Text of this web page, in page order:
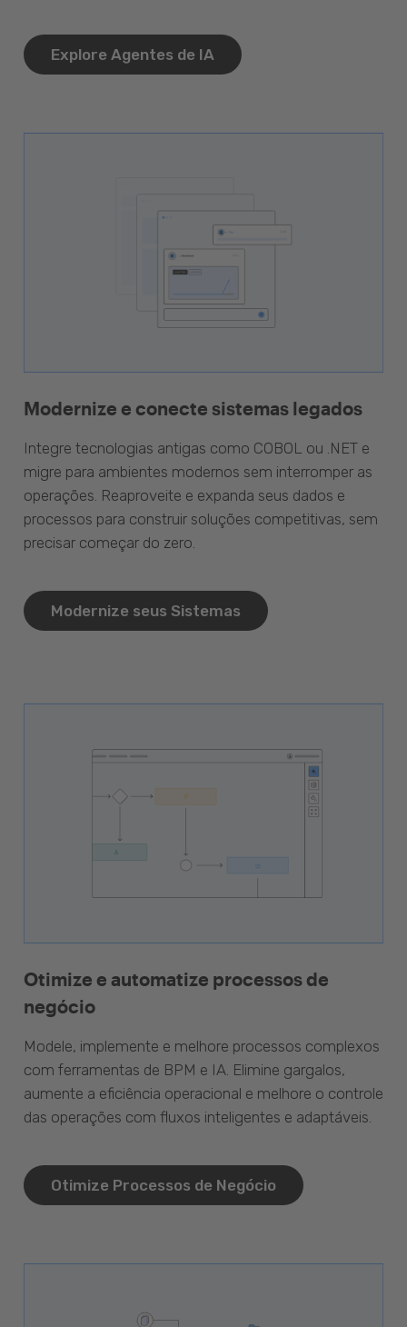
Explore Agentes de IA
Modernize e conecte sistemas legados
Integre tecnologias antigas como COBOL ou .NET e
migre para ambientes modernos sem interromper as
operações. Reaproveite e expanda seus dados e
processos para construir soluções competitivas, sem
precisar começar do zero.
Modernize seus Sistemas
Otimize e automatize processos de
negócio
Modele, implemente e melhore processos complexos
com ferramentas de BPM e IA. Elimine gargalos,
aumente a eficiência operacional e melhore o controle
das operações com fluxos inteligentes e adaptáveis.
Otimize Processos de Negócio